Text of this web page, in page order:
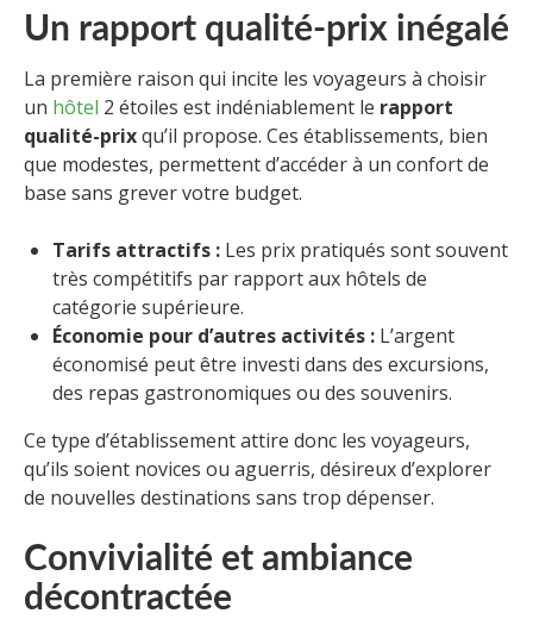
Un rapport qualité-prix inégalé
La première raison qui incite les voyageurs à choisir
un hôtel 2 étoiles est indéniablement le rapport
qualité-prixqu’il propose. Ces établissements, bien
que modestes, permettent d’accéder à un confort de
base sans grever votre budget.
Tarifs attractifs : Les prix pratiqués sont souvent
très compétitifs par rapport aux hôtels de
catégorie supérieure.
Économie pour d’autres activités : L’argent
économisé peut être investi dans des excursions,
des repas gastronomiques ou des souvenirs.
Ce type d’établissement attire donc les voyageurs,
qu’ils soient novices ou aguerris, désireux d’explorer
de nouvelles destinations sans trop dépenser.
Convivialité et ambiance
décontractée